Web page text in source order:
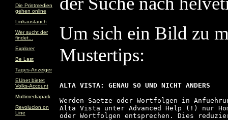
Die Printmedien
gehen online
Linkaustauch
Wer sucht der
findet...
Explorer
Be Last
Tages-Anzeiger
EUnet bietet
Volks-Account
Multimediapark
Revolucion on
Line
Um sich ein Bild zu
Mustertips:
ALTA VISTA: GENAU SO UND NICHT ANDERS
Werden Saetze oder Wortfolgen in
Alta Vista unter Advanced Help (!) nur
oder Wortfolgen entsprechen. Dies